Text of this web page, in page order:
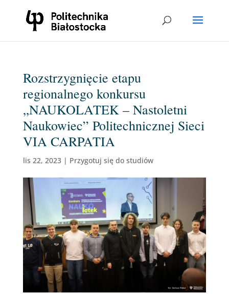
Rozstrzygnięcie etapu
regionalnego konkursu
„NAUKOLATEK – Nastoletni
Naukowiec” Politechnicznej Sieci
VIA CARPATIA
lis 22, 2023| Przygotuj się do studiów